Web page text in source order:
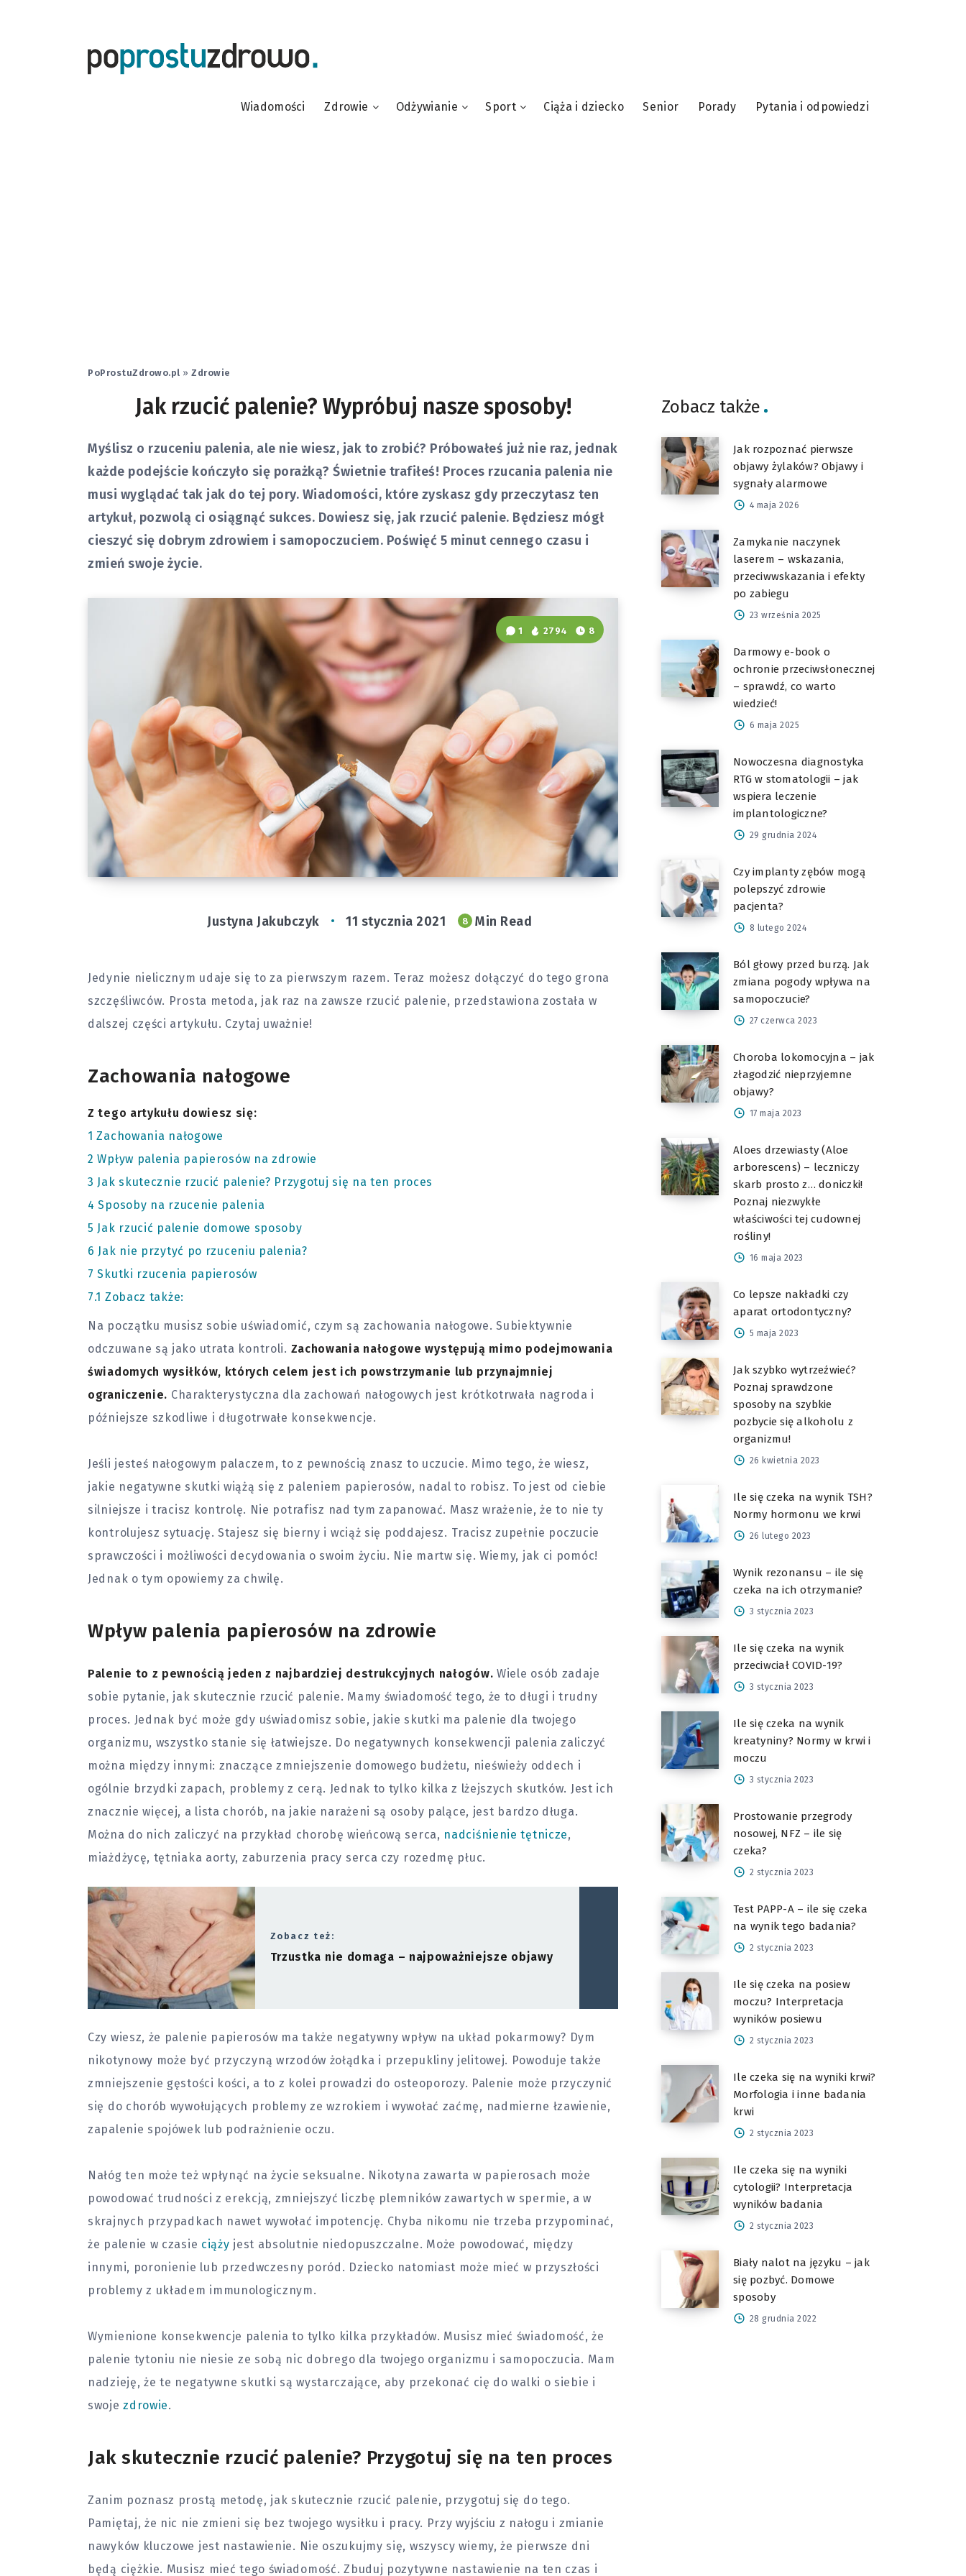
Wiadomości Zdrowie Odżywianie Sport Ciąża i dziecko Senior Porady Pytania i odpowiedzi
PoProstuZdrowo.pl » Zdrowie
Jak rzucić palenie? Wypróbuj nasze sposoby!
Myślisz o rzuceniu palenia, ale nie wiesz, jak to zrobić? Próbowałeś już nie raz, jednak
każde podejście kończyło się porażką? Świetnie trafiłeś! Proces rzucania palenia nie
musi wyglądać tak jak do tej pory. Wiadomości, które zyskasz gdy przeczytasz ten
artykuł, pozwolą ci osiągnąć sukces. Dowiesz się, jak rzucić palenie. Będziesz mógł
cieszyć się dobrym zdrowiem i samopoczuciem. Poświęć 5 minut cennego czasu i
zmień swoje życie.
1 2794 8
Justyna Jakubczyk 11 stycznia 2021 8 Min Read
Jedynie nielicznym udaje się to za pierwszym razem. Teraz możesz dołączyć do tego grona
szczęśliwców. Prosta metoda, jak raz na zawsze rzucić palenie, przedstawiona została w
dalszej części artykułu. Czytaj uważnie!
Zachowania nałogowe
Z tego artykułu dowiesz się:
1 Zachowania nałogowe
2 Wpływ palenia papierosów na zdrowie
3 Jak skutecznie rzucić palenie? Przygotuj się na ten proces
4 Sposoby na rzucenie palenia
5 Jak rzucić palenie domowe sposoby
6 Jak nie przytyć po rzuceniu palenia?
7 Skutki rzucenia papierosów
7.1 Zobacz także:
Na początku musisz sobie uświadomić, czym są zachowania nałogowe. Subiektywnie
odczuwane są jako utrata kontroli. Zachowania nałogowe występują mimo podejmowania
świadomych wysiłków, których celem jest ich powstrzymanie lub przynajmniej
ograniczenie. Charakterystyczna dla zachowań nałogowych jest krótkotrwała nagroda i
późniejsze szkodliwe i długotrwałe konsekwencje.
Jeśli jesteś nałogowym palaczem, to z pewnością znasz to uczucie. Mimo tego, że wiesz,
jakie negatywne skutki wiążą się z paleniem papierosów, nadal to robisz. To jest od ciebie
silniejsze i tracisz kontrolę. Nie potrafisz nad tym zapanować. Masz wrażenie, że to nie ty
kontrolujesz sytuację. Stajesz się bierny i wciąż się poddajesz. Tracisz zupełnie poczucie
sprawczości i możliwości decydowania o swoim życiu. Nie martw się. Wiemy, jak ci pomóc!
Jednak o tym opowiemy za chwilę.
Wpływ palenia papierosów na zdrowie
Palenie to z pewnością jeden z najbardziej destrukcyjnych nałogów. Wiele osób zadaje
sobie pytanie, jak skutecznie rzucić palenie. Mamy świadomość tego, że to długi i trudny
proces. Jednak być może gdy uświadomisz sobie, jakie skutki ma palenie dla twojego
organizmu, wszystko stanie się łatwiejsze. Do negatywnych konsekwencji palenia zaliczyć
można między innymi: znaczące zmniejszenie domowego budżetu, nieświeży oddech i
ogólnie brzydki zapach, problemy z cerą. Jednak to tylko kilka z lżejszych skutków. Jest ich
znacznie więcej, a lista chorób, na jakie narażeni są osoby palące, jest bardzo długa.
Można do nich zaliczyć na przykład chorobę wieńcową serca, nadciśnienie tętnicze,
miażdżycę, tętniaka aorty, zaburzenia pracy serca czy rozedmę płuc.
Zobacz też:
Trzustka nie domaga – najpoważniejsze objawy
Czy wiesz, że palenie papierosów ma także negatywny wpływ na układ pokarmowy? Dym
nikotynowy może być przyczyną wrzodów żołądka i przepukliny jelitowej. Powoduje także
zmniejszenie gęstości kości, a to z kolei prowadzi do osteoporozy. Palenie może przyczynić
się do chorób wywołujących problemy ze wzrokiem i wywołać zaćmę, nadmierne łzawienie,
zapalenie spojówek lub podrażnienie oczu.
Nałóg ten może też wpłynąć na życie seksualne. Nikotyna zawarta w papierosach może
powodować trudności z erekcją, zmniejszyć liczbę plemników zawartych w spermie, a w
skrajnych przypadkach nawet wywołać impotencję. Chyba nikomu nie trzeba przypominać,
że palenie w czasie ciąży jest absolutnie niedopuszczalne. Może powodować, między
innymi, poronienie lub przedwczesny poród. Dziecko natomiast może mieć w przyszłości
problemy z układem immunologicznym.
Wymienione konsekwencje palenia to tylko kilka przykładów. Musisz mieć świadomość, że
palenie tytoniu nie niesie ze sobą nic dobrego dla twojego organizmu i samopoczucia. Mam
nadzieję, że te negatywne skutki są wystarczające, aby przekonać cię do walki o siebie i
swojezdrowie.
Jak skutecznie rzucić palenie? Przygotuj się na ten proces
Zanim poznasz prostą metodę, jak skutecznie rzucić palenie, przygotuj się do tego.
Pamiętaj, że nic nie zmieni się bez twojego wysiłku i pracy. Przy wyjściu z nałogu i zmianie
nawyków kluczowe jest nastawienie. Nie oszukujmy się, wszyscy wiemy, że pierwsze dni
będą ciężkie. Musisz mieć tego świadomość. Zbuduj pozytywne nastawienie na ten czas i
Zobacz także
Jak rozpoznać pierwsze
objawy żylaków? Objawy i
sygnały alarmowe
4 maja 2026
Zamykanie naczynek
laserem – wskazania,
przeciwwskazania i efekty
po zabiegu
23 września 2025
Darmowy e-book o
ochronie przeciwsłonecznej
– sprawdź, co warto
wiedzieć!
6 maja 2025
Nowoczesna diagnostyka
RTG w stomatologii – jak
wspiera leczenie
implantologiczne?
29 grudnia 2024
Czy implanty zębów mogą
polepszyć zdrowie
pacjenta?
8 lutego 2024
Ból głowy przed burzą. Jak
zmiana pogody wpływa na
samopoczucie?
27 czerwca 2023
Choroba lokomocyjna – jak
złagodzić nieprzyjemne
objawy?
17 maja 2023
Aloes drzewiasty (Aloe
arborescens) – leczniczy
skarb prosto z… doniczki!
Poznaj niezwykłe
właściwości tej cudownej
rośliny!
16 maja 2023
Co lepsze nakładki czy
aparat ortodontyczny?
5 maja 2023
Jak szybko wytrzeźwieć?
Poznaj sprawdzone
sposoby na szybkie
pozbycie się alkoholu z
organizmu!
26 kwietnia 2023
Ile się czeka na wynik TSH?
Normy hormonu we krwi
26 lutego 2023
Wynik rezonansu – ile się
czeka na ich otrzymanie?
3 stycznia 2023
Ile się czeka na wynik
przeciwciał COVID-19?
3 stycznia 2023
Ile się czeka na wynik
kreatyniny? Normy w krwi i
moczu
3 stycznia 2023
Prostowanie przegrody
nosowej, NFZ – ile się
czeka?
2 stycznia 2023
Test PAPP-A – ile się czeka
na wynik tego badania?
2 stycznia 2023
Ile się czeka na posiew
moczu? Interpretacja
wyników posiewu
2 stycznia 2023
Ile czeka się na wyniki krwi?
Morfologia i inne badania
krwi
2 stycznia 2023
Ile czeka się na wyniki
cytologii? Interpretacja
wyników badania
2 stycznia 2023
Biały nalot na języku – jak
się pozbyć. Domowe
sposoby
28 grudnia 2022